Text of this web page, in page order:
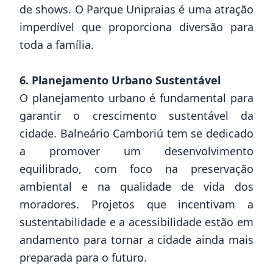
de shows. O Parque Unipraias é uma atração
imperdível que proporciona diversão para
toda a família.
6. Planejamento Urbano Sustentável
O planejamento urbano é fundamental para
garantir o crescimento sustentável da
cidade. Balneário Camboriú tem se dedicado
a promover um desenvolvimento
equilibrado, com foco na preservação
ambiental e na qualidade de vida dos
moradores. Projetos que incentivam a
sustentabilidade e a acessibilidade estão em
andamento para tornar a cidade ainda mais
preparada para o futuro.